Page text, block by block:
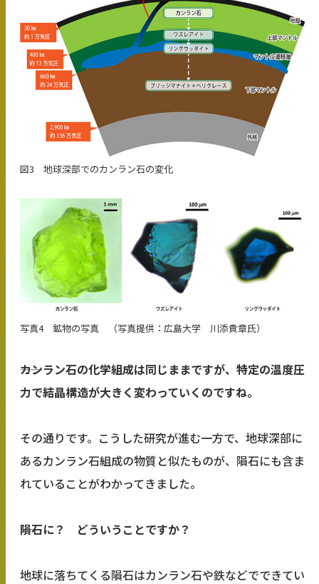
図3 地球深部でのカンラン石の変化
写真4 鉱物の写真 （写真提供：広島大学 川添貴章氏）
――カンラン石の化学組成は同じままですが、特定の温度圧
力で結晶構造が大きく変わっていくのですね。
その通りです。こうした研究が進む一方で、地球深部に
あるカンラン石組成の物質と似たものが、隕石にも含ま
れていることがわかってきました。
――隕石に？ どういうことですか？
地球に落ちてくる隕石はカンラン石や鉄などでできてい